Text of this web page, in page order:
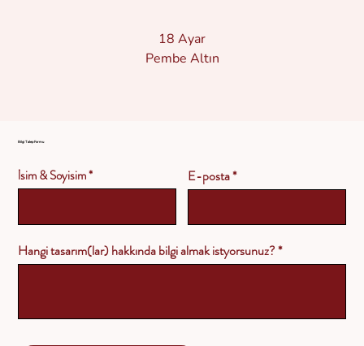
18 Ayar
Pembe Altın
Bilgi Talep Formu
İsim & Soyisim E-posta
Hangi tasarım(lar) hakkında bilgi almak istyorsunuz?